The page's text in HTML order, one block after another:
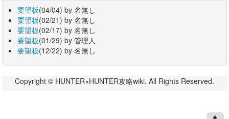
要望板(04/04) by 名無し
要望板(02/21) by 名無し
要望板(02/17) by 名無し
要望板(01/29) by 管理人
要望板(12/22) by 名無し
Copyright © HUNTER×HUNTER攻略wiki. All Rights Reserved.